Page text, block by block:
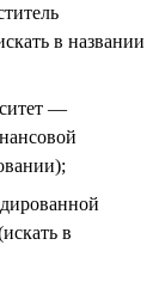
в названии
—
в